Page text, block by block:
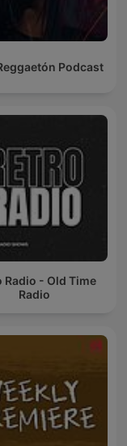
Podcast
Radio - Old Time
Radio